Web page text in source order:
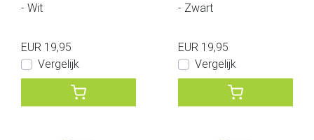
- Wit
EUR 19,95
Vergelijk
- Zwart
EUR 19,95
Vergelijk